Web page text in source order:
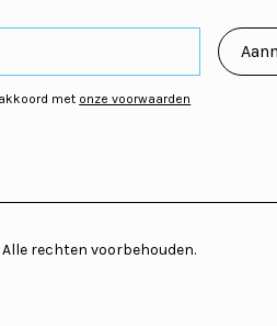
met onze voorwaarden
rechten voorbehouden.